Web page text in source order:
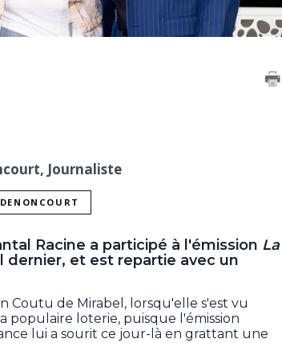
Journaliste
Racine a participé à l'émission La
dernier, et est repartie avec un
Coutu de Mirabel, lorsqu'elle s'est vu
loterie, puisque l'émission
lui a sourit ce jour-là en grattant une